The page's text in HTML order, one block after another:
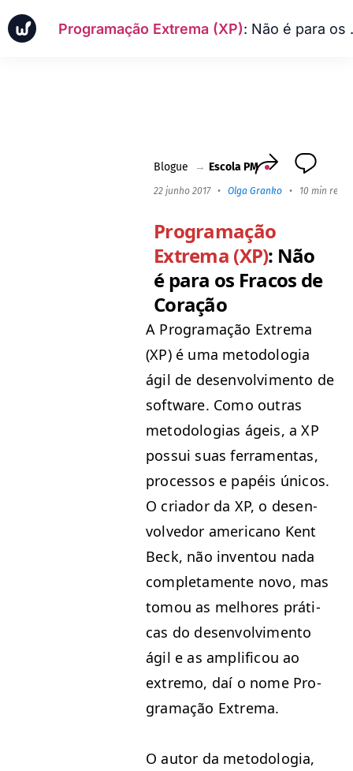
Programação Extrema (XP): Não é para os Fracos de Coração
Blogue → Escola PM
22 junho 2017 • Olga Granko • 10 min read
Programação
Extrema (XP): Não
é para os Fracos de
Coração
A Pro­gra­mação Extrema
(XP) é uma metodolo­gia
ágil de desen­volvi­men­to de
soft­ware. Como out­ras
metodolo­gias ágeis, aXP
pos­sui suas fer­ra­men­tas,
proces­sos e papéis úni­cos.
O cri­ador da XP, o desen­
volve­dor amer­i­cano Kent
Beck, não inven­tou nada
com­ple­ta­mente novo, mas
tomou as mel­hores práti­
cas do desen­volvi­men­to
ágil e as ampli­fi­cou ao
extremo, daí o nome Pro­
gra­mação Extrema.
O autor da metodolo­gia,